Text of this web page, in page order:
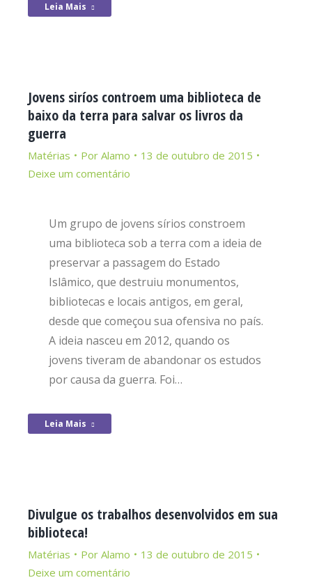
Leia Mais
Jovens siríos controem uma biblioteca de
baixo da terra para salvar os livros da
guerra
Matérias Por Alamo
13 de outubro de 2015
Deixe um comentário
Um grupo de jovens sírios constroem
uma biblioteca sob a terra com a ideia de
preservar a passagem do Estado
Islâmico, que destruiu monumentos,
bibliotecas e locais antigos, em geral,
desde que começou sua ofensiva no país.
A ideia nasceu em 2012, quando os
jovens tiveram de abandonar os estudos
por causa da guerra. Foi…
Leia Mais
Divulgue os trabalhos desenvolvidos em sua
biblioteca!
Matérias Por Alamo
13 de outubro de 2015
Deixe um comentário